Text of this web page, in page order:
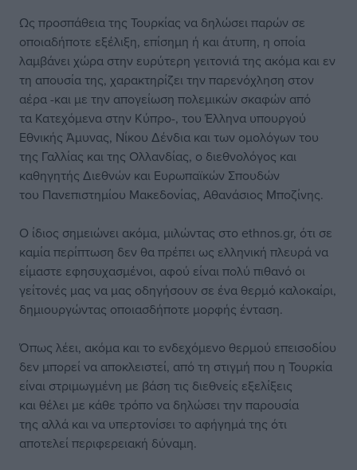
Ως προσπάθεια της Τουρκίας να δηλώσει παρών σε
οποιαδήποτε εξέλιξη, επίσημη ή και άτυπη, η οποία
λαμβάνει χώρα στην ευρύτερη γειτονιά της ακόμα και εν
τη απουσία της, χαρακτηρίζει την παρενόχληση στον
αέρα -και με την απογείωση πολεμικών σκαφών από
τα Κατεχόμενα στην Κύπρο-, του Έλληνα υπουργού
Εθνικής Άμυνας, Νίκου Δένδια και των ομολόγων του
της Γαλλίας και της Ολλανδίας, ο διεθνολόγος και
καθηγητής Διεθνών και Ευρωπαϊκών Σπουδών
του Πανεπιστημίου Μακεδονίας, Αθανάσιος Μποζίνης.
Ο ίδιος σημειώνει ακόμα, μιλώντας στο ethnos.gr, ότι σε
καμία περίπτωση δεν θα πρέπει ως ελληνική πλευρά να
είμαστε εφησυχασμένοι, αφού είναι πολύ πιθανό οι
γείτονές μας να μας οδηγήσουν σε ένα θερμό καλοκαίρι,
δημιουργώντας οποιασδήποτε μορφής ένταση.
Όπως λέει, ακόμα και το ενδεχόμενο θερμού επεισοδίου
δεν μπορεί να αποκλειστεί, από τη στιγμή που η Τουρκία
είναι στριμωγμένη με βάση τις διεθνείς εξελίξεις
και θέλει με κάθε τρόπο να δηλώσει την παρουσία
της αλλά και να υπερτονίσει το αφήγημά της ότι
αποτελεί περιφερειακή δύναμη.